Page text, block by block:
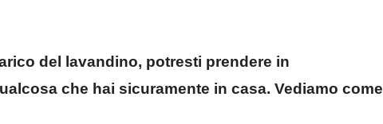
del lavandino, potresti prendere in
che hai sicuramente in casa. Vediamo come